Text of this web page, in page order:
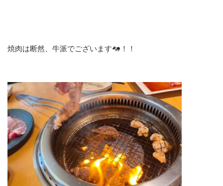
焼肉は断然、牛派でございます ！！